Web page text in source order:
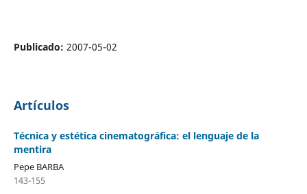
Publicado: 2007-05-02
Artículos
Técnica y estética cinematográfica: el lenguaje de la
mentira
Pepe BARBA
143-155